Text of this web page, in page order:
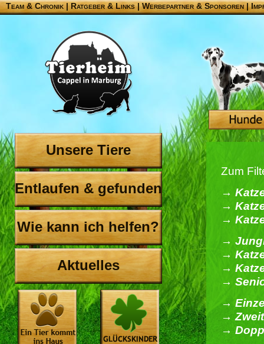
Team & Chronik |Ratgeber & Links|Werbepartner & Sponsoren|
Unsere Tiere
Entlaufen & gefunden
Wie kann ich helfen?
Aktuelles
Zum
→
→
→
→
→
→
→
→
→
→